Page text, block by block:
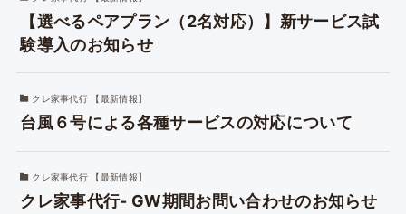
【選べるペアプラン（2名対応）】新サービス試
験導入のお知らせ
クレ家事代行 【最新情報】
台風６号による各種サービスの対応について
クレ家事代行 【最新情報】
クレ家事代行- GW期間お問い合わせのお知らせ